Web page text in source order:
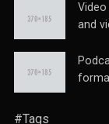
and
#Tags